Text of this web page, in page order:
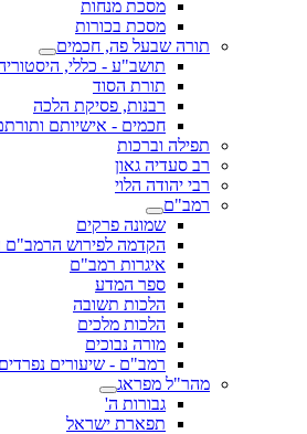
מסכת מנחות
מסכת בכורות
תורה שבעל פה, חכמים
תושב"ע - כללי,
תורת הסוד
רבנות, פסיקת הלכה
חכמים - אישיותם
תפילה וברכות
רב סעדיה גאון
רבי יהודה הלוי
רמב"ם
שמונה פרקים
הקדמה לפירוש הרמב"ם
איגרות רמב"ם
ספר המדע
הלכות תשובה
הלכות מלכים
מורה נבוכים
רמב"ם - שיעורים נפרדים
מהר"ל מפראג
גבורות ה'
תפארת ישראל